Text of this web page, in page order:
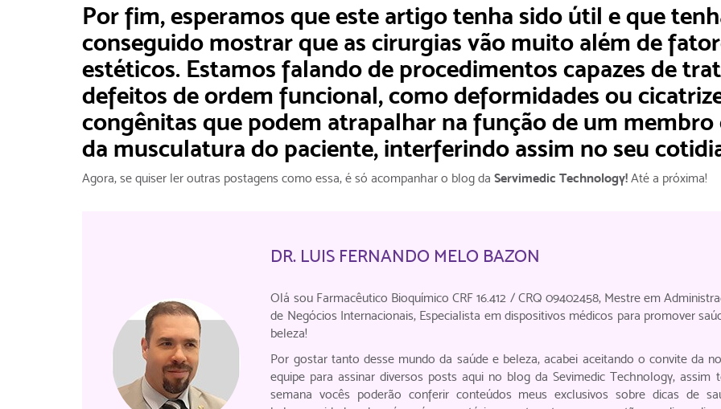
Por fim, esperamos que este artigo tenha sido útil e que
conseguido mostrar que as cirurgias vão muito além de
estéticos. Estamos falando de procedimentos capazes de
defeitos de ordem funcional, como deformidades ou
congênitas que podem atrapalhar na função de um membro
da musculatura do paciente, interferindo assim no seu
Agora, se quiser ler outras postagens como essa, é só acompanhar o blog da Servimedic Technology! Até a próxima!
DR. LUIS FERNANDO MELO BAZON
Olá sou Farmacêutico Bioquímico CRF 16.412 / CRQ 09402458, Mestre em
de Negócios Internacionais, Especialista em dispositivos médicos para promover
beleza!
Por gostar tanto desse mundo da saúde e beleza, acabei aceitando o convite da
equipe para assinar diversos posts aqui no blog da Sevimedic Technology, assim
semana vocês poderão conferir conteúdos meus exclusivos sobre dicas de